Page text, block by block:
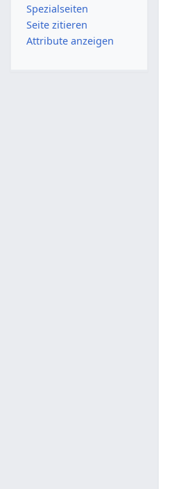
Spezialseiten
Seite zitieren
Attribute anzeigen